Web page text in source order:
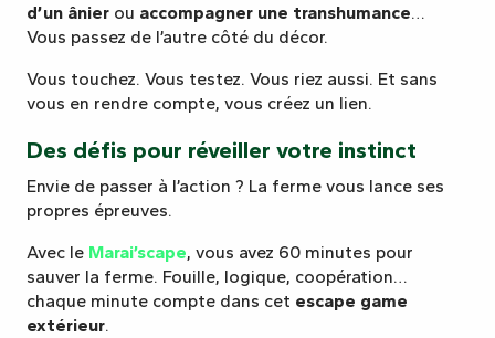
d’un ânier ou accompagner une transhumance…
Vous passez de l’autre côté du décor.
Vous touchez. Vous testez. Vous riez aussi. Et sans
vous en rendre compte, vous créez un lien.
Des défis pour réveiller votre instinct
Envie de passer à l’action ? La ferme vous lance ses
propres épreuves.
Avec le Marai’scape, vous avez 60 minutes pour
sauver la ferme. Fouille, logique, coopération…
chaque minute compte dans cet escape game
extérieur.